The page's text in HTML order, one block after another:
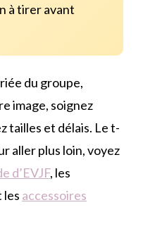
à tirer avant
du groupe,
image, soignez
tailles et délais. Le t-
aller plus loin, voyez
d’EVJF, les
les accessoires